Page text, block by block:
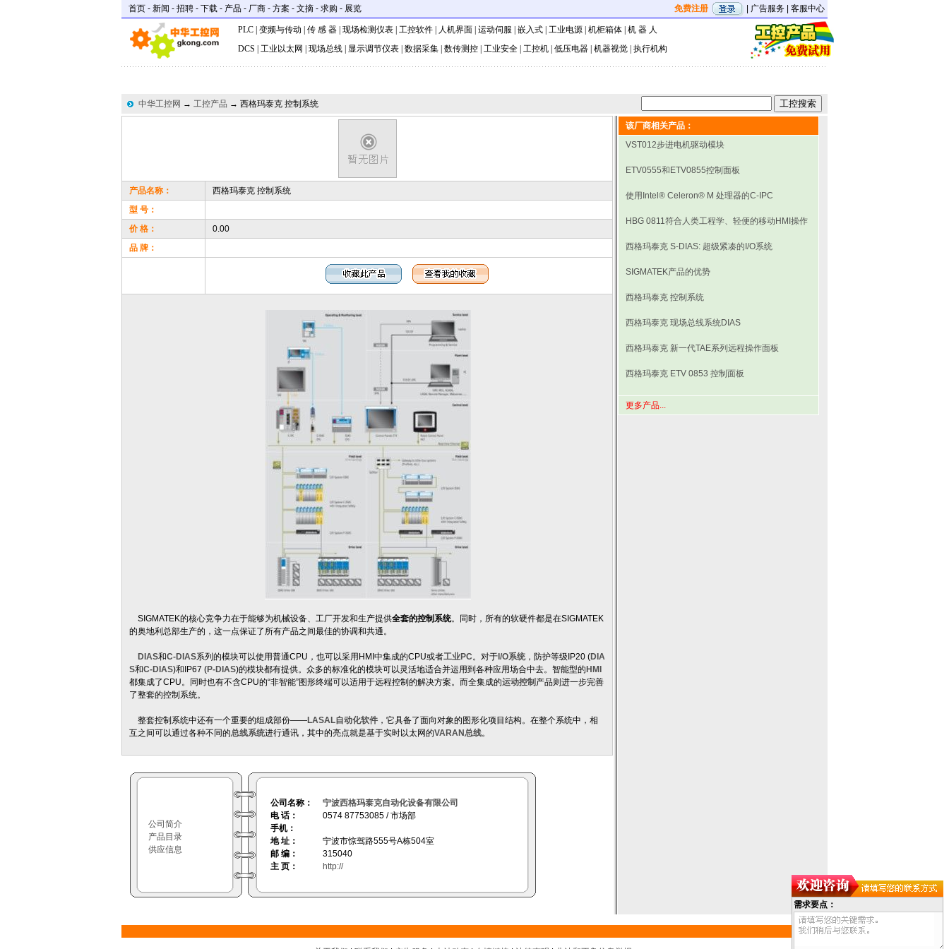
首页 - 新闻 - 招聘 - 下载 - 产品 - 厂商 - 方案 - 文摘 - 求购 - 展览 免费注册 广告服务 客服中心
PLC 变频与传动 传 感 器 现场检测仪表 工控软件 人机界面 运动伺服 嵌入式 工业电源 机柜箱体 机 器 人
DCS
工业以太网 现场总线 显示调节仪表 数据采集 数传测控 工业安全 工控机 低压电器 机器视觉 执行机构
中华工控网 → 工控产品 → 西格玛泰克 控制系统
产品名称：
西格玛泰克 控制系统
型 号：
价 格：
0.00
品 牌：
SIGMATEK的核心竞争力在于能够为机械设备、工厂开发和生产提供全套的控制系统。
同时，所有的软硬件都是在SIGMATEK
的奥地利总部生产的，这一点保证了所有产品之间最佳的协调和共通。
DIAS和C-DIAS系列的模块可以使用普通CPU，也可以采用HMI中集成的CPU或者工业PC。对于 I/O系统 ，防护等级IP20 (DIA
S和C-DIAS)和IP67 (P-DIAS)的模块都有提供。众多的标准化的模块可以灵活地适合并运用到各种应用场合中去。智能型的 HMI
都集成了CPU。同时也有不含CPU的“非智能”图形终端可以适用于远程控制的解决方案。而全集成的运动控制 产品则进一步完善
了整套的控制系统。
整套控制系统中还有一个重要的组成部份——LASAL自动化软件 ，它具备了面向对象的图形化项目结构。在整个系统中，相
互之间可以通过各种不同的总线系统进行通讯，其中的亮点就是基于实时以太网的VARAN总线。
公司简介
产品目录
供应信息
公司名称：
宁波西格玛泰克自动化设备有限公司
电 话：
0574 87753085 / 市场部
手机：
地 址：
宁波市惊驾路555号A栋504室
邮 编：
315040
主 页：
http://
该厂商相关产品：
VST012步进电机驱动模块
ETV0555和ETV0855控制面板
使用Intel® Celeron® M 处理器的C-IPC
HBG 0811符合人类工程学、轻便的移动HMI操作
西格玛泰克 S-DIAS: 超级紧凑的I/O系统
SIGMATEK产品的优势
西格玛泰克 控制系统
西格玛泰克 现场总线系统DIAS
西格玛泰克 新一代TAE系列远程操作面板
西格玛泰克 ETV 0853 控制面板
更多产品...